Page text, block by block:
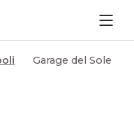
Garage del Sole